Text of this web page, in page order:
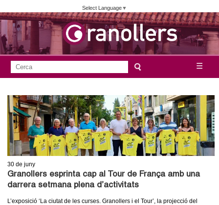
Vés
al
contingut
Select Language▼
m
☰
F
r
m
u
l
a
r
i
d
e
c
a
30 de juny
Granollers esprinta cap al Tour de França amb una
darrera setmana plena d’activitats
L’exposició ‘La ciutat de les curses. Granollers i el Tour’, la projecció del